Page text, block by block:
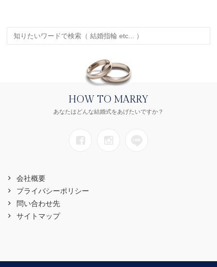
HOW TO MARRY
あなたはどんな結婚式をあげたいですか？
会社概要
プライバシーポリシー
問い合わせ先
サイトマップ